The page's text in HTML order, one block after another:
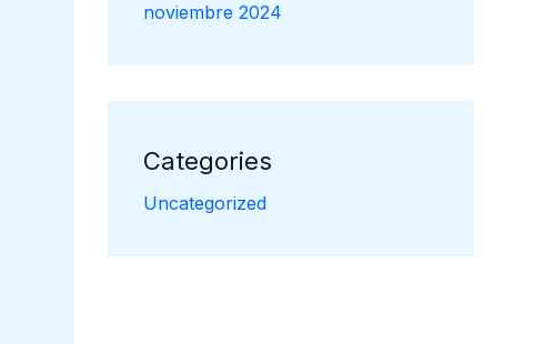
noviembre 2024
Categories
Uncategorized